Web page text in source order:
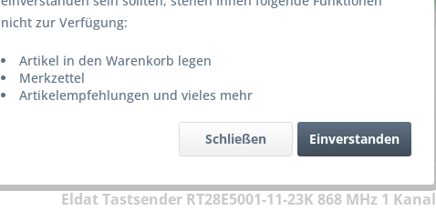
Eldat Tastsender RT28E5001-11-23K 868 MHz 1 Kanal
nicht zur Verfügung:
Artikel in den Warenkorb legen
Merkzettel
Artikelempfehlungen und vieles mehr
Einverstanden
Schließen